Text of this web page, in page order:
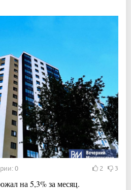
0 2 3
на 5,3% за месяц.